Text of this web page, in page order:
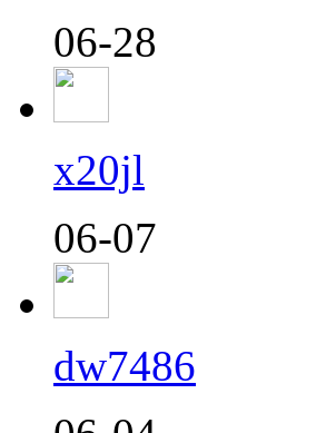
06-28
x20jl
06-07
dw7486